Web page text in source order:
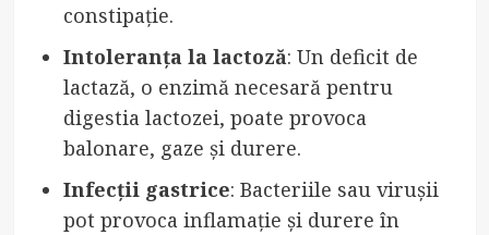
constipație.
Intoleranța la lactoză: Un deficit de
lactază, o enzimă necesară pentru
digestia lactozei, poate provoca
balonare, gaze și durere.
Infecții gastrice: Bacteriile sau virușii
pot provoca inflamație și durere în